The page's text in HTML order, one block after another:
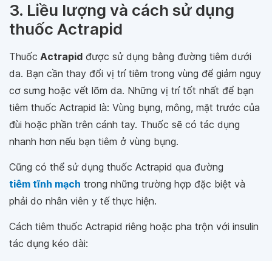
3. Liều lượng và cách sử dụng
thuốc Actrapid
Thuốc Actrapid được sử dụng bằng đường tiêm dưới
da. Bạn cần thay đổi vị trí tiêm trong vùng để giảm nguy
cơ sưng hoặc vết lõm da. Những vị trí tốt nhất để bạn
tiêm thuốc Actrapid là: Vùng bụng, mông, mặt trước của
đùi hoặc phần trên cánh tay. Thuốc sẽ có tác dụng
nhanh hơn nếu bạn tiêm ở vùng bụng.
Cũng có thể sử dụng thuốc Actrapid qua đường
tiêm tĩnh mạch trong những trường hợp đặc biệt và
phải do nhân viên y tế thực hiện.
Cách tiêm thuốc Actrapid riêng hoặc pha trộn với insulin
tác dụng kéo dài: